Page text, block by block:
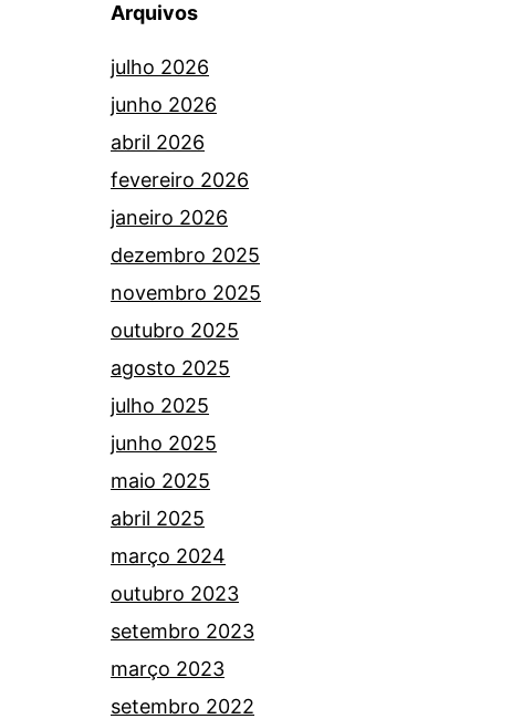
Arquivos
julho 2026
junho 2026
abril 2026
fevereiro 2026
janeiro 2026
dezembro 2025
novembro 2025
outubro 2025
agosto 2025
julho 2025
junho 2025
maio 2025
abril 2025
março 2024
outubro 2023
setembro 2023
março 2023
setembro 2022